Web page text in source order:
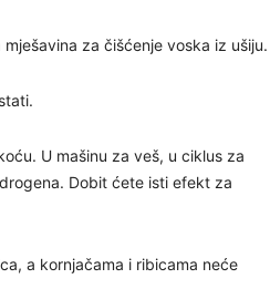
za čišćenje voska iz ušiju.
U mašinu za veš, u ciklus za
Dobit ćete isti efekt za
a kornjačama i ribicama neće